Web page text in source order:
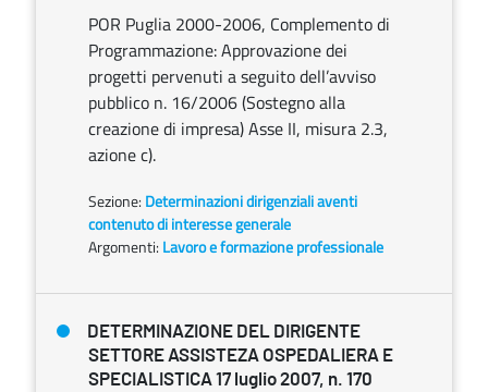
POR Puglia 2000-2006, Complemento di
Programmazione: Approvazione dei
progetti pervenuti a seguito dell’avviso
pubblico n. 16/2006 (Sostegno alla
creazione di impresa) Asse II, misura 2.3,
azione c).
Sezione: Determinazioni dirigenziali aventi
contenuto di interesse generale
Argomenti: Lavoro e formazione professionale
DETERMINAZIONE DEL DIRIGENTE
SETTORE ASSISTEZA OSPEDALIERA E
SPECIALISTICA 17 luglio 2007, n. 170